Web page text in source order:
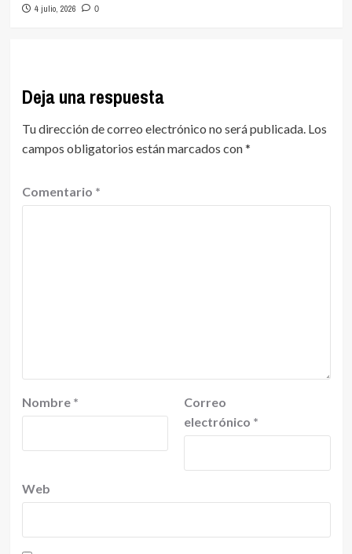
4 julio, 2026 0
Deja una respuesta
Tu dirección de correo electrónico no será publicada. Los
campos obligatorios están marcados con*
Comentario *
Nombre *
Correo
electrónico *
Web